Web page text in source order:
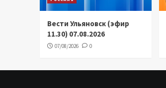
Вести Ульяновск (эфир
11.30) 07.08.2026
07/08/2026 0